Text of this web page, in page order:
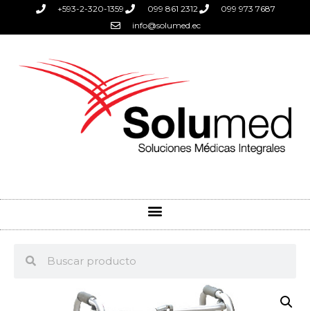
+593-2-320-1359 099 861 2312
099 973 7687
info@solumed.ec